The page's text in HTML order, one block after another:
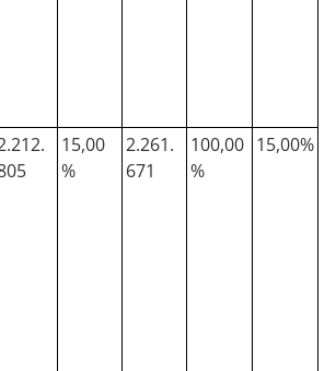
15,00
%
2.261.
671
100,00
%
15,00%